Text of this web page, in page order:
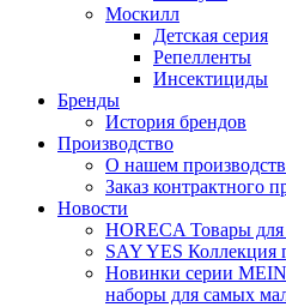
Москилл
Детская серия
Репелленты
Инсектициды
Бренды
История брендов
Производство
О нашем
Заказ контрактного
Новости
HORECA Товары для
SAY YES Коллекция
Новинки серии
наборы для самых